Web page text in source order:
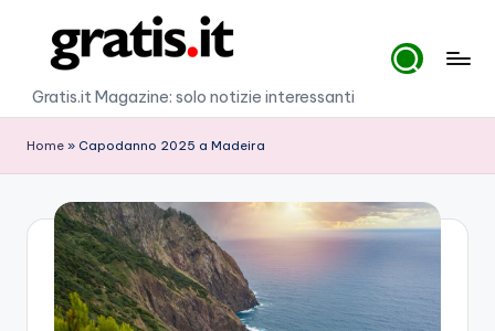
content
G
r
a
Gratis.it Magazine: solo notizie interessanti
Home » Capodanno 2025 a Madeira